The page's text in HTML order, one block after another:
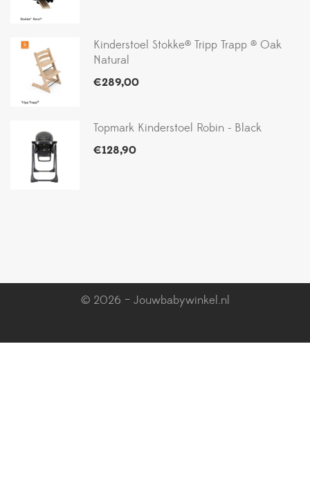
Kinderstoel Stokke® Tripp Trapp ® Oak
Natural
€289,00
Topmark Kinderstoel Robin - Black
€128,90
© 2026 – Jouwbabywinkel.nl